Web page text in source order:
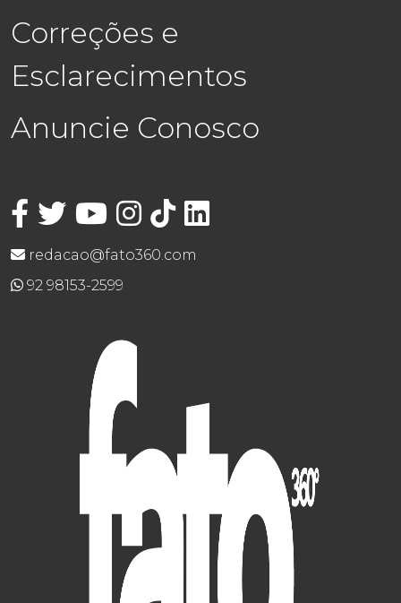
Correções e
Esclarecimentos
Anuncie Conosco
redacao@fato360.com
92 98153-2599